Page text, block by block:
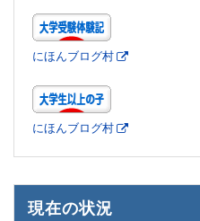
にほんブログ村
にほんブログ村
現在の状況